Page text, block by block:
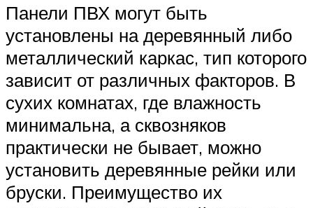
Панели ПВХ могут быть
установлены на деревянный либо
металлический каркас, тип которого
зависит от различных факторов. В
сухих комнатах, где влажность
минимальна, а сквозняков
практически не бывает, можно
установить деревянные рейки или
бруски. Преимущество их